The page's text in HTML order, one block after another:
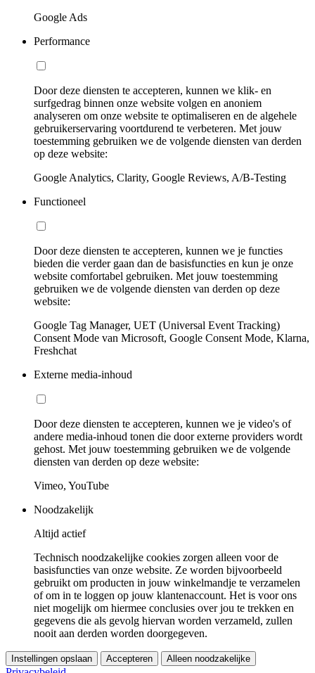
Google Ads
Performance
Door deze diensten te accepteren, kunnen we klik- en
surfgedrag binnen onze website volgen en anoniem
analyseren om onze website te optimaliseren en de algehele
gebruikerservaring voortdurend te verbeteren. Met jouw
toestemming gebruiken we de volgende diensten van derden
op deze website:
Google Analytics, Clarity, Google Reviews, A/B-Testing
Functioneel
Door deze diensten te accepteren, kunnen we je functies
bieden die verder gaan dan de basisfuncties en kun je onze
website comfortabel gebruiken. Met jouw toestemming
gebruiken we de volgende diensten van derden op deze
website:
Google Tag Manager, UET (Universal Event Tracking)
Consent Mode van Microsoft, Google Consent Mode, Klarna,
Freshchat
Externe media-inhoud
Door deze diensten te accepteren, kunnen we je video's of
andere media-inhoud tonen die door externe providers wordt
gehost. Met jouw toestemming gebruiken we de volgende
diensten van derden op deze website:
Vimeo, YouTube
Noodzakelijk
Altijd actief
Technisch noodzakelijke cookies zorgen alleen voor de
basisfuncties van onze website. Ze worden bijvoorbeeld
gebruikt om producten in jouw winkelmandje te verzamelen
of om in te loggen op jouw klantenaccount. Het is voor ons
niet mogelijk om hiermee conclusies over jou te trekken en
gegevens die als gevolg hiervan worden verzameld, zullen
nooit aan derden worden doorgegeven.
Instellingen opslaan Accepteren Alleen noodzakelijke